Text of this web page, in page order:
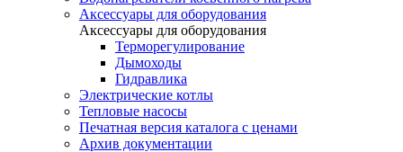
Аксессуары для оборудования
Аксессуары для оборудования
Терморегулирование
Дымоходы
Гидравлика
Электрические котлы
Тепловые насосы
Печатная версия каталога с ценами
Архив документации